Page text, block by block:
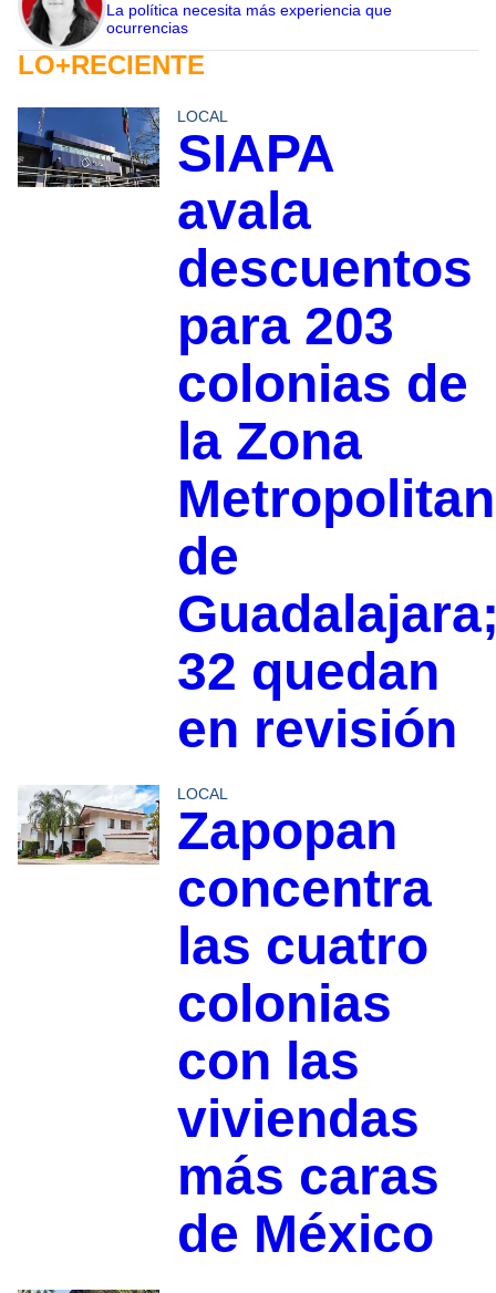
La política necesita más experiencia que
ocurrencias
LO+RECIENTE
LOCAL
SIAPA
avala
descuentos
para 203
colonias de
la Zona
de
32 quedan
en revisión
LOCAL
Zapopan
concentra
las cuatro
colonias
con las
viviendas
más caras
de México